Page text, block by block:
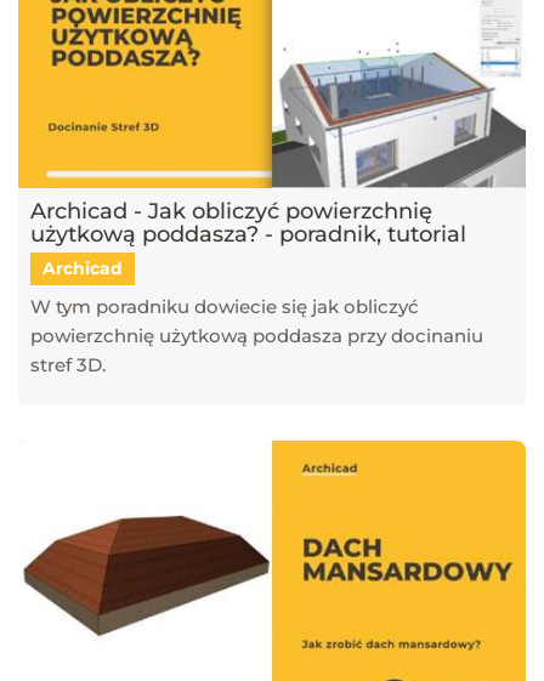
Archicad - Jak obliczyć powierzchnię
użytkową poddasza? - poradnik, tutorial
Archicad
W tym poradniku dowiecie się jak obliczyć
powierzchnię użytkową poddasza przy docinaniu
stref 3D.